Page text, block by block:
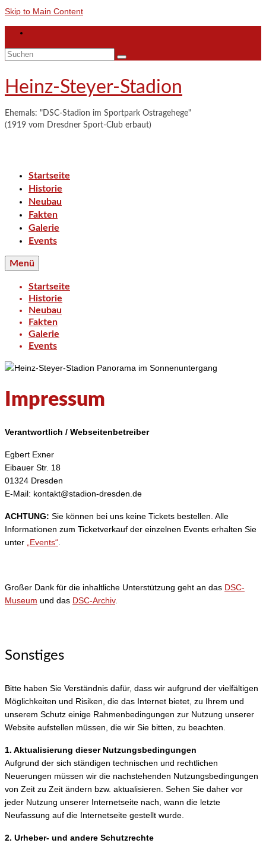
Skip to Main Content
Suchen
Heinz-Steyer-Stadion
Ehemals: "DSC-Stadion im Sportpark Ostragehege"
(1919 vom Dresdner Sport-Club erbaut)
Startseite
Historie
Neubau
Fakten
Galerie
Events
Menü
Startseite
Historie
Neubau
Fakten
Galerie
Events
Impressum
Verantwortlich / Webseitenbetreiber
Egbert Exner
Eibauer Str. 18
01324 Dresden
E-Mail: kontakt@stadion-dresden.de
ACHTUNG: Sie können bei uns keine Tickets bestellen. Alle
Informationen zum Ticketverkauf der einzelnen Events erhalten Sie
unter
„Events“
Großer Dank für die inhaltliche Unterstützung geht an das DSC-
Museum und das DSC-Archiv.
Sonstiges
Bitte haben Sie Verständnis dafür, dass wir aufgrund der vielfältigen
Möglichkeiten und Risiken, die das Internet bietet, zu Ihrem und
unserem Schutz einige Rahmenbedingungen zur Nutzung unserer
Website aufstellen müssen, die wir Sie bitten, zu beachten.
1. Aktualisierung dieser Nutzungsbedingungen
Aufgrund der sich ständigen technischen und rechtlichen
Neuerungen müssen wir die nachstehenden Nutzungsbedingungen
von Zeit zu Zeit ändern bzw. aktualisieren. Sehen Sie daher vor
jeder Nutzung unserer Internetseite nach, wann die letzte
Neufassung auf die Internetseite gestellt wurde.
2. Urheber- und andere Schutzrechte